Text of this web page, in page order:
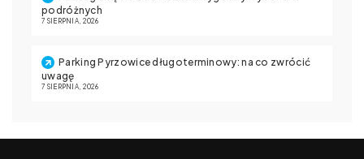
podróżnych
7 SIERPNIA, 2026
Parking Pyrzowice długoterminowy: na co zwrócić
uwagę
7 SIERPNIA, 2026